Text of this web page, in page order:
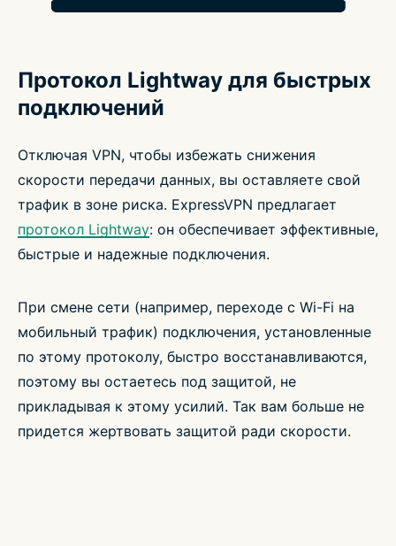
Протокол Lightway для быстрых
подключений
Отключая VPN, чтобы избежать снижения
скорости передачи данных, вы оставляете свой
трафик в зоне риска. ExpressVPN предлагает
протокол Lightway: он обеспечивает эффективные,
быстрые и надежные подключения.
При смене сети (например, переходе с Wi-Fi на
мобильный трафик) подключения, установленные
по этому протоколу, быстро восстанавливаются,
поэтому вы остаетесь под защитой, не
прикладывая к этому усилий. Так вам больше не
придется жертвовать защитой ради скорости.